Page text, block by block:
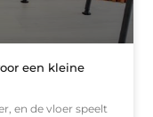
een kleine
en de vloer speelt